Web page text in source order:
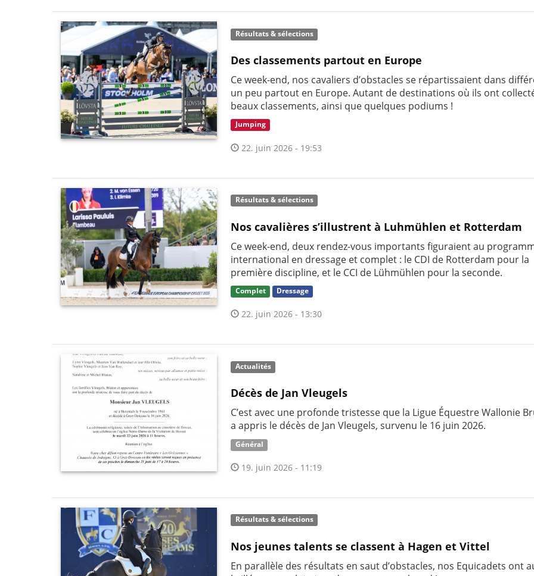
Résultats & sélections
Des classements partout en Europe
Ce week-end, nos cavaliers d’obstacles se répartissaient dans
un peu partout en Europe. Autant de destinations où ils ont
beaux classements, ainsi que quelques podiums !
Jumping
22. juin 2026 - 19:53
Résultats & sélections
Nos cavalières s’illustrent à Luhmühlen et Rotterdam
Ce week-end, deux rendez-vous importants figuraient au
international en dressage et complet : le CDI de Rotterdam pour la
première discipline, et le CCI de Lühmühlen pour la seconde.
Complet Dressage
22. juin 2026 - 13:30
Actualités
Décès de Jan Vleugels
C’est avec une profonde tristesse que la Ligue Équestre Wallonie
a appris le décès de Jan Vleugels, survenu le 16 juin 2026.
Général
19. juin 2026 - 11:19
Résultats & sélections
Nos jeunes talents se classent à Hagen et Vittel
En parallèle des résultats en saut d’obstacles, nos Equicadets ont